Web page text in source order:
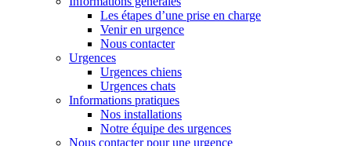
Les étapes d’une prise en charge
Venir en urgence
Nous contacter
Urgences
Urgences chiens
Urgences chats
Informations pratiques
Nos installations
Notre équipe des urgences
Nous contacter pour une urgence